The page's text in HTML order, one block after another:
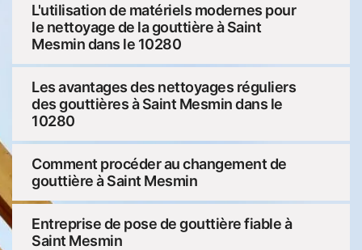
L'utilisation de matériels modernes pour
le nettoyage de la gouttière à Saint
Mesmin dans le 10280
Les avantages des nettoyages réguliers
des gouttières à Saint Mesmin dans le
10280
Comment procéder au changement de
gouttière à Saint Mesmin
Entreprise de pose de gouttière fiable à
Saint Mesmin